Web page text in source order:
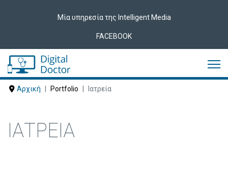
Μία υπηρεσία της Intelligent Media
FACEBOOK
Αρχική Portfolio Ιατρεία
ΙΑΤΡΕΊΑ